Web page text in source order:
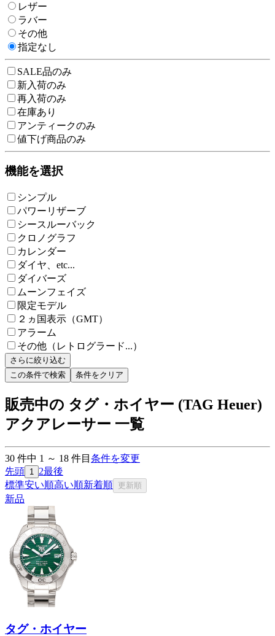
レザー
ラバー
その他
指定なし
SALE品のみ
新入荷のみ
再入荷のみ
在庫あり
アンティークのみ
値下げ商品のみ
機能を選択
シンプル
パワーリザーブ
シースルーバック
クロノグラフ
カレンダー
ダイヤ、etc...
ダイバーズ
ムーンフェイズ
限定モデル
２ヵ国表示（GMT）
アラーム
その他（レトログラード...）
さらに絞り込む
この条件で検索
条件をクリア
販売中の タグ・ホイヤー (TAG Heuer)
アクアレーサー 一覧
30 件中 1 ～ 18 件目 条件を変更
先頭 1 2最後
標準安い順高い順新着順 更新順
新品
タグ・ホイヤー